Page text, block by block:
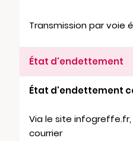
Transmission par voie
État d'endettement
État d'endettement
Via le site
courrier